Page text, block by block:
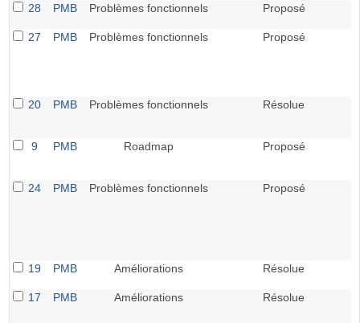
28 PMB Problèmes fonctionnels Proposé
27 PMB Problèmes fonctionnels Proposé
20 PMB Problèmes fonctionnels Résolue
9 PMB Roadmap Proposé
24 PMB Problèmes fonctionnels Proposé
19 PMB Améliorations Résolue
17 PMB Améliorations Résolue